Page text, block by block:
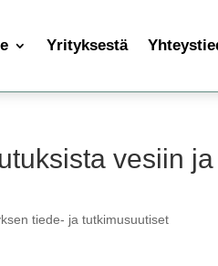
Yrityksestä
vesiin
tiede- ja tutkimusuutiset